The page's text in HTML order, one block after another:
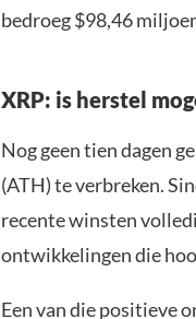
bedroeg $98,46
XRP: is herstel
Nog geen tien dagen
(ATH) te verbreken.
recente winsten
ontwikkelingen die
Een van die positieve